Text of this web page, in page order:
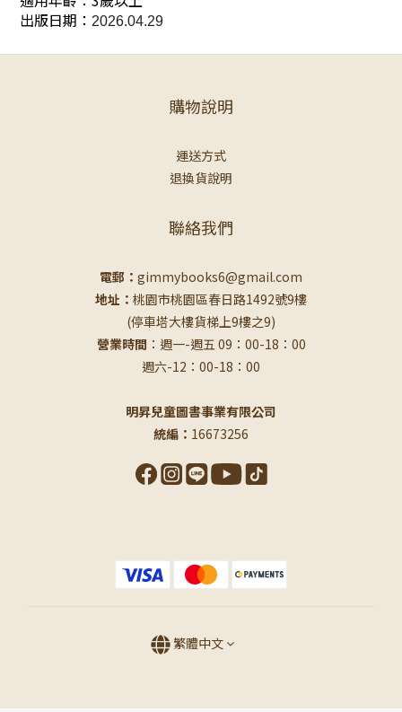
出版日期 ： 2026.04.29
購物說明
運送方式
退換貨說明
聯絡我們
電郵： gimmybooks6@gmail.com
地址： 桃園市桃園區春日路1492號9樓
(停車塔大樓貨梯上9樓之9)
營業時間 ：週一-週五 09：00-18：00
週六-12：00-18：00
明昇兒童圖書事業有限公司
統編： 16673256
繁體中文